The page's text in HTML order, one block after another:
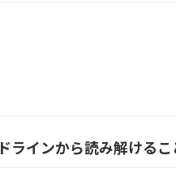
ラインから読み解けるこ